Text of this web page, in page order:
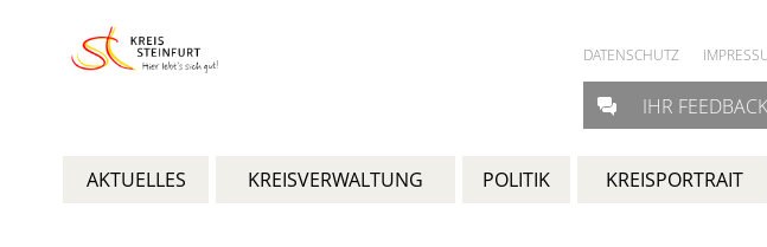
DATENSCHUTZ
IHR FEEDBACK
AKTUELLES KREISVERWALTUNG POLITIK KREISPORTRAIT